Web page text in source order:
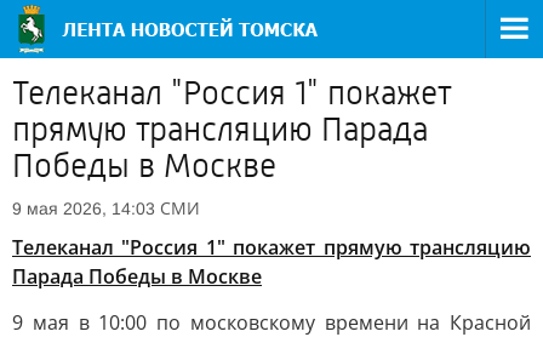
Телеканал "Россия 1" покажет
прямую трансляцию Парада
Победы в Москве
9 мая 2026, 14:03 СМИ
Телеканал "Россия 1" покажет прямую трансляцию
Парада Победы в Москве
9 мая в 10:00 по московскому времени на Красной